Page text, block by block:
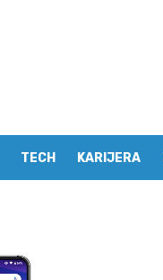
TECH KARIJERA